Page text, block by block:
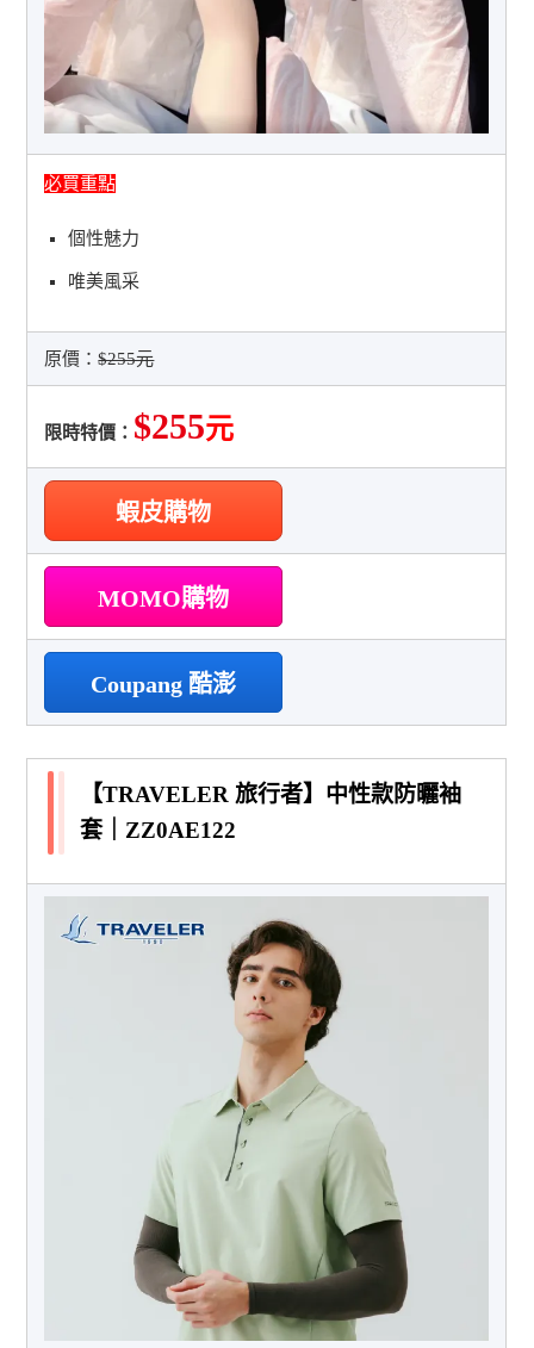
必買重點
個性魅力
唯美風采
原價：$255元
限時特價： $255元
蝦皮購物
MOMO購物
Coupang 酷澎
【TRAVELER 旅行者】中性款防曬袖
套｜ZZ0AE122